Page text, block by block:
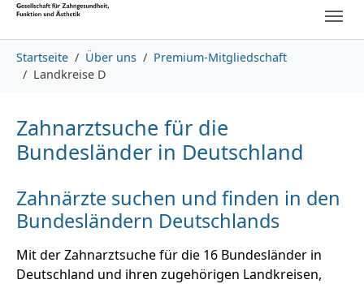
Skip to main content
Skip to page footer
You are here:
Startseite Über uns
Premium-Mitgliedschaft
Landkreise D
Zahnarztsuche für die
Bundesländer in Deutschland
Zahnärzte suchen und finden in den
Bundesländern Deutschlands
Mit der Zahnarztsuche für die 16 Bundesländer in
Deutschland und ihren zugehörigen Landkreisen,